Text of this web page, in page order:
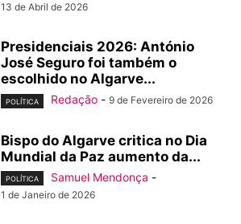
13 de Abril de 2026
Presidenciais 2026: António
José Seguro foi também o
escolhido no Algarve...
POLÍTICA Redação - 9 de Fevereiro de 2026
Bispo do Algarve critica no Dia
Mundial da Paz aumento da...
POLÍTICA Samuel Mendonça -
1 de Janeiro de 2026